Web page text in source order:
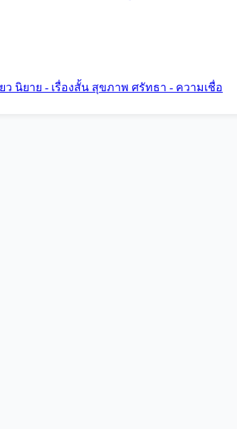
ว นิยาย - เรื่องสั้น สุขภาพ ศรัทธา - ความเชื่อ